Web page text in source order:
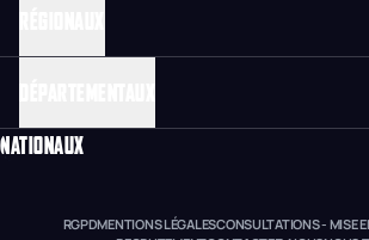
NATIONAUX
RGPDMENTIONS LÉGALESCONSULTATIONS - MISE